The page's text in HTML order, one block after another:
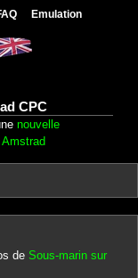
Emulation
CPC
nouvelle
de Sous-marin sur